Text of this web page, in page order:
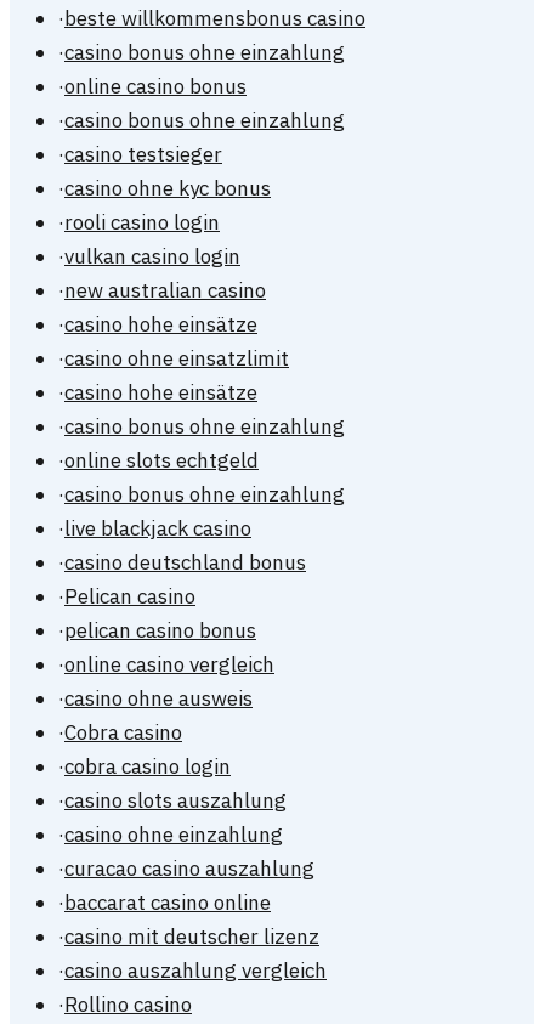
·beste willkommensbonus casino
·casino bonus ohne einzahlung
·online casino bonus
·casino bonus ohne einzahlung
·casino testsieger
·casino ohne kyc bonus
·rooli casino login
·vulkan casino login
·new australian casino
·casino hohe einsätze
·casino ohne einsatzlimit
·casino hohe einsätze
·casino bonus ohne einzahlung
·online slots echtgeld
·casino bonus ohne einzahlung
·live blackjack casino
·casino deutschland bonus
·Pelican casino
·pelican casino bonus
·online casino vergleich
·casino ohne ausweis
·Cobra casino
·cobra casino login
·casino slots auszahlung
·casino ohne einzahlung
·curacao casino auszahlung
·baccarat casino online
·casino mit deutscher lizenz
·casino auszahlung vergleich
·Rollino casino